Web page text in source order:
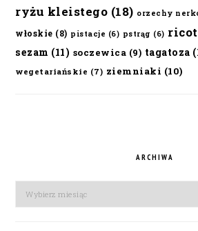
ryżu kleistego (18) orzechy
włoskie (8) pistacje (6) pstrąg (6)
sezam (11) soczewica (9) tagatoza
wegetariańskie (7) ziemniaki (10)
ARCHIWA
Archiwa